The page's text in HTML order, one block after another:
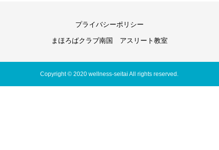
プライバシーポリシー
まほろばクラブ南国 アスリート教室
Copyright © 2020 wellness-seitai All rights reserved.